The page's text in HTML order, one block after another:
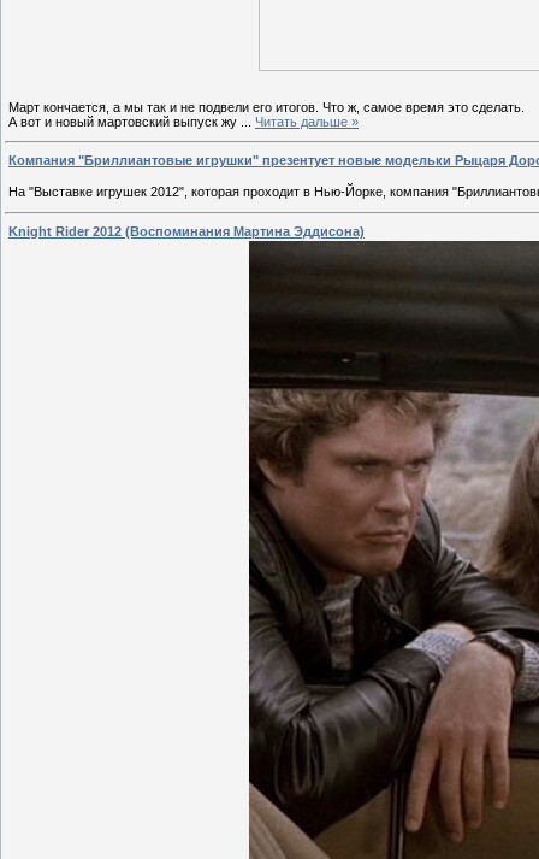
Март кончается, а мы так и не подвели его итогов. Что ж, самое время это сделать.
А вот и новый мартовский выпуск жу
Читать дальше »
Компания "Бриллиантовые игрушки" презентует новые модельки Рыцаря
На "Выставке игрушек 2012", которая проходит в Нью-Йорке, компания
Knight Rider 2012 (Воспоминания Мартина Эддисона)